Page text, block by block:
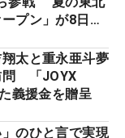
プン」が8日開
太と重永亜斗夢
問 「JOYX
義援金を贈呈
」のひと言で実現